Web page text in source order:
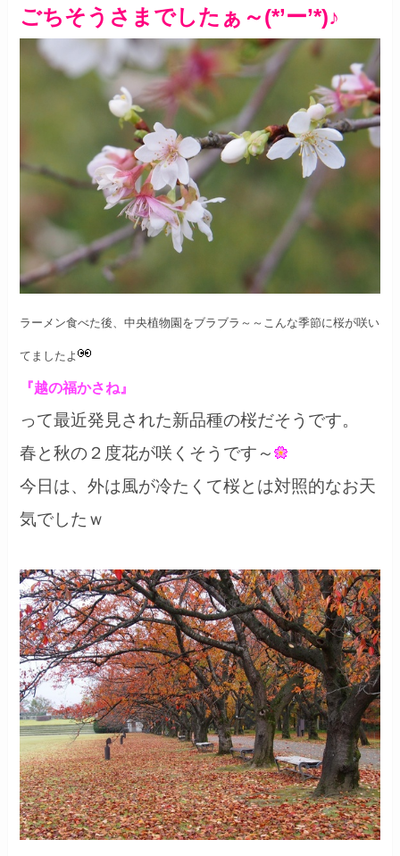
ごちそうさまでしたぁ～(*’ー’*)♪
ラーメン食べた後、中央植物園をブラブラ～～ こんな季節に桜が咲い
てましたよ
『越の福かさね』
って最近発見された新品種の桜だそうです。
春と秋の２度花が咲くそうです～
今日は、外は風が冷たくて桜とは対照的なお天
気でしたｗ